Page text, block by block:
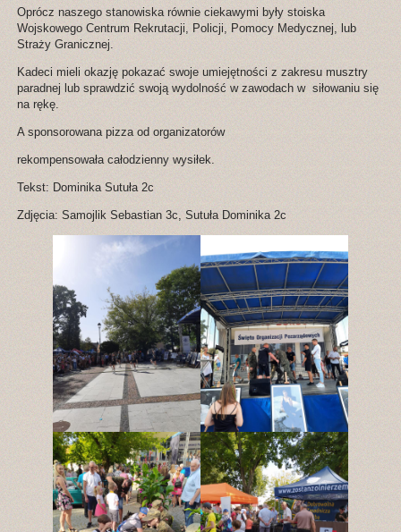
Oprócz naszego stanowiska równie ciekawymi były stoiska
Wojskowego Centrum Rekrutacji, Policji, Pomocy Medycznej, lub
Straży Granicznej.
Kadeci mieli okazję pokazać swoje umiejętności z zakresu musztry
paradnej lub sprawdzić swoją wydolność w zawodach w siłowaniu się
na rękę.
A sponsorowana pizza od organizatorów
rekompensowała całodzienny wysiłek.
Tekst: Dominika Sutuła 2c
Zdjęcia: Samojlik Sebastian 3c, Sutuła Dominika 2c